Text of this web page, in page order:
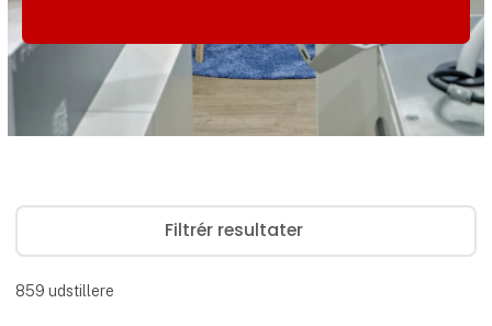
Filtrér resultater
859 udstillere